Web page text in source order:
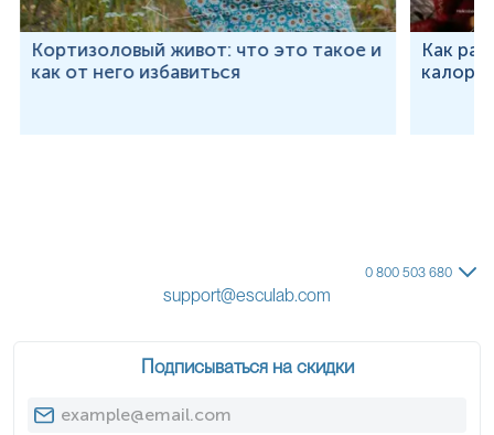
Кортизоловый живот: что это такое и
как от него избавиться
Как
0 800 503 680
support@esculab.com
Подписываться на скидки